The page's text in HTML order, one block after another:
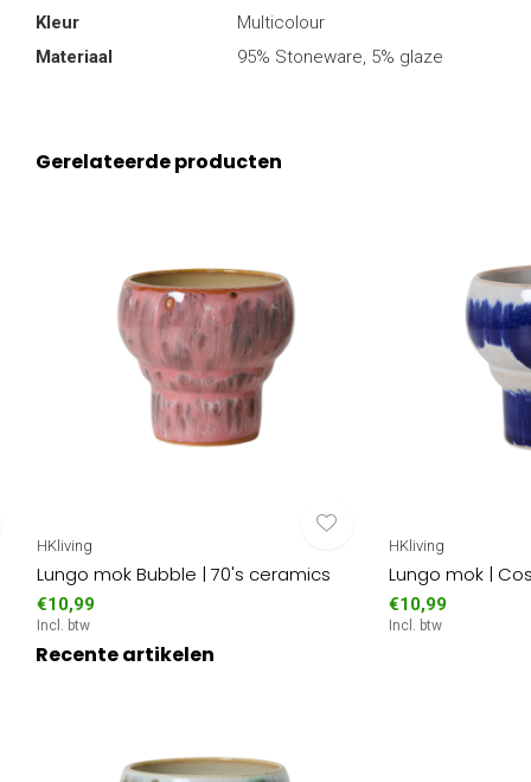
Kleur
Multicolour
Materiaal
95% Stoneware, 5% glaze
Gerelateerde producten
HKliving
Lungo mok Bubble | 70's ceramics
€10,99
Incl. btw
HKliving
Lungo mok |
€10,99
Incl. btw
Recente artikelen